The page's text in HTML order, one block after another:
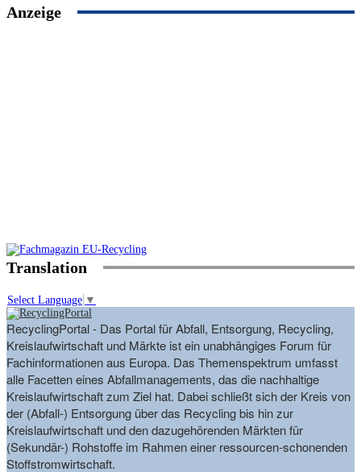
Anzeige
Translation
Select Language ▼
RecyclingPortal - Das Portal für Abfall, Entsorgung, Recycling,
Kreislaufwirtschaft und Märkte ist ein unabhängiges Forum für
Fachinformationen aus Europa. Das Themenspektrum umfasst
alle Facetten eines Abfallmanagements, das die nachhaltige
Kreislaufwirtschaft zum Ziel hat. Dabei schließt sich der Kreis von
der (Abfall-) Entsorgung über das Recycling bis hin zur
Kreislaufwirtschaft und den dazugehörenden Märkten für
(Sekundär-) Rohstoffe im Rahmen einer ressourcen-schonenden
Stoffstromwirtschaft.